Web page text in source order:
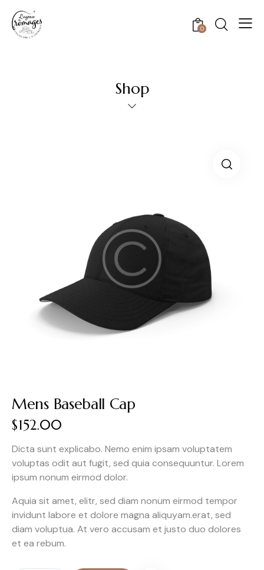
0
Shop
Mens Baseball Cap
$152.00
Dicta sunt explicabo. Nemo enim ipsam voluptatem
voluptas odit aut fugit, sed quia consequuntur. Lorem
ipsum nonum eirmod dolor.
Aquia sit amet, elitr, sed diam nonum eirmod tempor
invidunt labore et dolore magna aliquyam.erat, sed
diam voluptua. At vero accusam et justo duo dolores
et ea rebum.